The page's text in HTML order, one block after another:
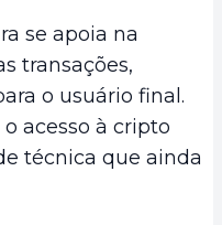
se apoia na
transações,
o usuário final.
acesso à cripto
técnica que ainda